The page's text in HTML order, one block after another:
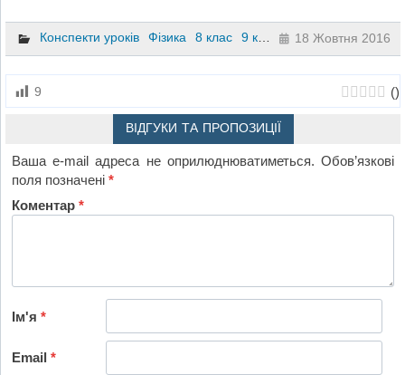
Конспекти уроків Фізика 8 клас 9 клас 18 Жовтня 2016
9 ()
ВІДГУКИ ТА ПРОПОЗИЦІЇ
Ваша e-mail адреса не оприлюднюватиметься. Обов’язкові
поля позначені*
Коментар*
Ім'я*
Email*